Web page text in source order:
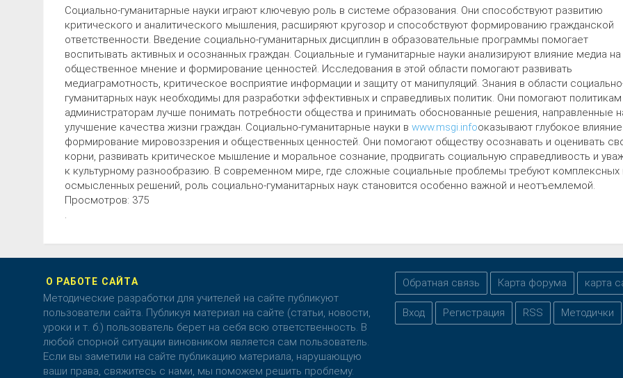
Социально-гуманитарные науки играют ключевую роль в системе образования. Они способствуют развитию
критического и аналитического мышления, расширяют кругозор и способствуют формированию гражданской
ответственности. Введение социально-гуманитарных дисциплин в образовательные программы помогает
воспитывать активных и осознанных граждан. Социальные и гуманитарные науки анализируют влияние медиа на
общественное мнение и формирование ценностей. Исследования в этой области помогают развивать
медиаграмотность, критическое восприятие информации и защиту от манипуляций. Знания в области
гуманитарных наук необходимы для разработки эффективных и справедливых политик. Они помогают политикам
администраторам лучше понимать потребности общества и принимать обоснованные решения, направленные
улучшение качества жизни граждан. Социально-гуманитарные науки в www.msgi.infoоказывают глубокое
формирование мировоззрения и общественных ценностей. Они помогают обществу осознавать и оценивать
корни, развивать критическое мышление и моральное сознание, продвигать социальную справедливость и
к культурному разнообразию. В современном мире, где сложные социальные проблемы требуют комплексных
осмысленных решений, роль социально-гуманитарных наук становится особенно важной и неотъемлемой.
Просмотров: 375
.
О РАБОТЕ САЙТА
Методические разработки для учителей на сайте публикуют
пользователи сайта. Публикуя материал на сайте (статьи, новости,
уроки и т. б.) пользователь берет на себя всю ответственность. В
любой спорной ситуации виновником является сам пользователь.
Если вы заметили на сайте публикацию материала, нарушающую
ваши права, свяжитесь с нами, мы поможем решить проблему.
Обратная связь Карта форума карта
Вход Регистрация RSS Методички